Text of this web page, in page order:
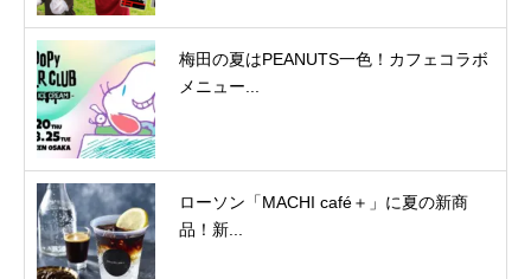
梅田の夏はPEANUTS一色！カフェコラボ
メニュー...
ローソン「MACHI café＋」に夏の新商
品！新...